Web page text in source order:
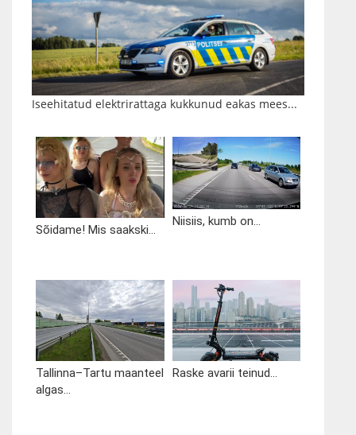
Iseehitatud elektrirattaga kukkunud eakas mees...
Sõidame! Mis saakski...
Niisiis, kumb on...
Tallinna–Tartu maanteel
algas...
Raske avarii teinud...